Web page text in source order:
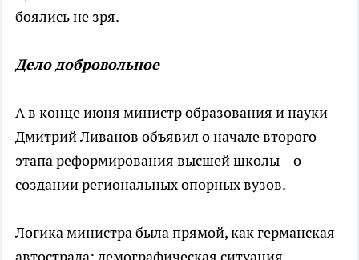
боялись не зря.
Дело добровольное
А в конце июня министр образования и науки
Дмитрий Ливанов объявил о начале второго
этапа реформирования высшей школы – о
создании региональных опорных вузов.
Логика министра была прямой, как германская
автострада: демографическая ситуация